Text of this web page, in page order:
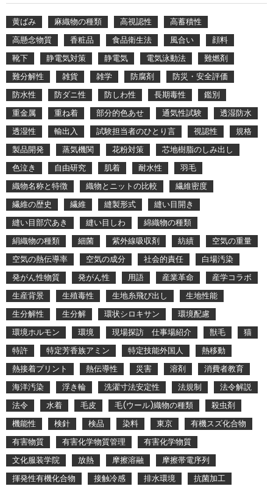
黄ばみ 麻織物の種類 高視認性
高蓄積性
高懸念物質
香粧品 食品衛生法 風合い
顔料
靴下
静電気対策 静電気 電気泳動法
難燃剤
難分解性
雑貨 雑学 防腐剤
防災・安全評価
防水性
防ダニ性 防しわ性 長期毒性
鑑別
重金属
重ね着 部分的色あせ 通気性試験
透湿防水
透湿性
輸出入 試験担当者のひとり言 視認性
規格
製品開発
蒸気機関 花粉対策
芯地樹脂のしみ出し
色泣き
自由研究 肌着 耐水性
羽毛
織物名称と特徴
織物とニットの比較
繊維密度
繊維の歴史
繊維 縫製形式
縫い目開き
縫い目部穴あき
縫い目しわ
綿織物の種類
絹織物の種類
細菌 紫外線吸収剤 紡績
空気の重量
空気の熱伝導率
空気の成分 社会的責任
白場汚染
発がん性物質
発がん性 用語 産業革命
産学コラボ
生産背景
生殖毒性 生地糸飛び出し
生地性能
生分解性
生分解 環状シロキサン
環境配慮
環境ホルモン
環境 現場探訪 仕事場紹介 獣毛
猫
特許
特定芳香族アミン 特定技能外国人
熱移動
熱接着プリント
熱伝導性 災害 溶剤
消費者教育
海洋汚染
浮き輪 洗濯寸法安定性 法規制
法令解説
法令
水着 毛皮 毛(ウール)織物の種類
殺虫剤
機能性
検針 検品 染料 東京
有機スズ化合物
有害物質
有害化学物質管理
有害化学物質
文化服装学院
放熱 摩擦溶融
摩擦帯電序列
揮発性有機化合物
接触冷感 排水環境
抗菌加工